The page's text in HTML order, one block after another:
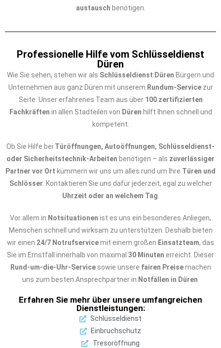
austausch benötigen.
Professionelle Hilfe vom Schlüsseldienst
Düren
Wie Sie sehen, stehen wir als Schlüsseldienst Düren Bürgern und
Unternehmen aus ganz Düren mit unserem Rundum-Servicezur
Seite. Unser erfahrenes Team aus über 100 zertifizierten
Fachkräften in allen Stadteilen von Düren hilft Ihnen schnell und
kompetent.
Ob Sie Hilfe bei Türöffnungen, Autoöffnungen, Schlüsseldienst-
oder Sicherheitstechnik-Arbeiten benötigen – als zuverlässiger
Partner vor Ort kümmern wir uns um alles rund um Ihre Türen und
Schlösser . Kontaktieren Sie uns dafür jederzeit, egal zu welcher
Uhrzeit oder an welchem Tag
Vor allem in Notsituationen ist es uns ein besonderes Anliegen,
Menschen schnell und wirksam zu unterstützen. Deshalb bieten
wir einen 24/7 Notrufservicemit einem großen Einsatzteam, das
Sie im Ernstfall innerhalb von maximal 30 Minuten erreicht. Dieser
Rund-um-die-Uhr-Servicesowie unsere fairen Preisemachen
uns zum besten Ansprechpartner in Notfällen in Düren
Erfahren Sie mehr über unsere umfangreichen
Dienstleistungen:
Schlüsseldienst
Einbruchschutz
Tresoröffnung